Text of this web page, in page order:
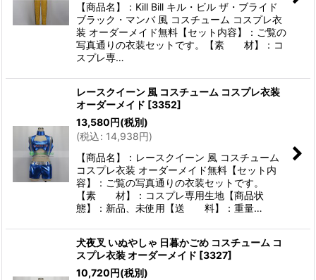
【商品名】：Kill Bill キル・ビル ザ・ブライド
ブラック・マンバ 風 コスチューム コスプレ衣
装 オーダーメイド無料【セット内容】：ご覧の
写真通りの衣装セットです。【素 材】：コ
スプレ専…
レースクイーン 風 コスチューム コスプレ衣装
オーダーメイド [3352]
13,580円(税別)
(税込: 14,938円)
【商品名】：レースクイーン 風 コスチューム
コスプレ衣装 オーダーメイド無料【セット内
容】：ご覧の写真通りの衣装セットです。
【素 材】：コスプレ専用生地【商品状
態】：新品、未使用【送 料】：重量…
犬夜叉 いぬやしゃ 日暮かごめ コスチューム コ
スプレ衣装 オーダーメイド [3327]
10,720円(税別)